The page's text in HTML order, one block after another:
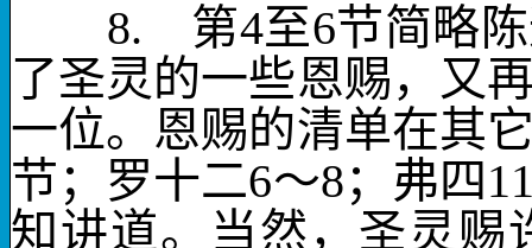
8. 第4至6节简略
了圣灵的一些恩赐，又
一位。恩赐的清单在其
节；罗十二6～8；弗四
知讲道。当然，圣灵赐